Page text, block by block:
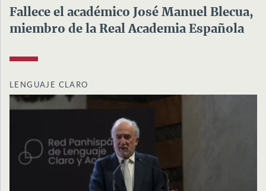
Fallece el académico José Manuel Blecua,
miembro de la Real Academia Española
LENGUAJE CLARO